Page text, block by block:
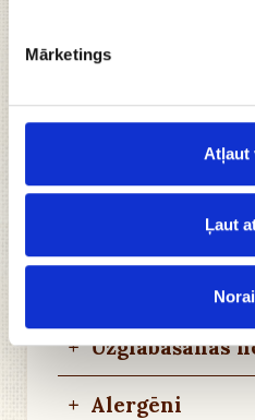
Mārketings
Atļaut
Ļaut
100% rudzu milti;
Nesatur
Sastāvdaļas
Uzturvērtība
+ Uzglabāšanas
+ Alergēni